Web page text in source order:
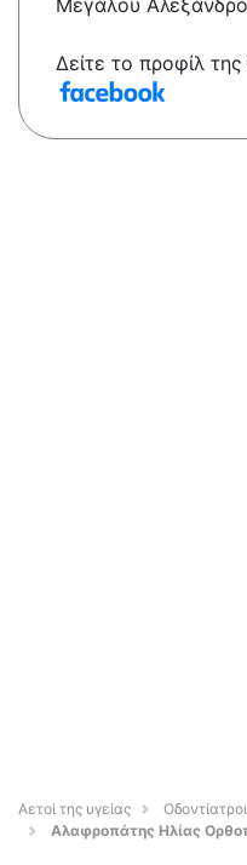
Μεγάλου
Δείτε το προφίλ της
Αετοί της υγείας
Αλαφροπάτης Ηλίας